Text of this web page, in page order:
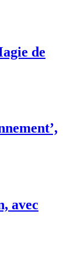
de
avec